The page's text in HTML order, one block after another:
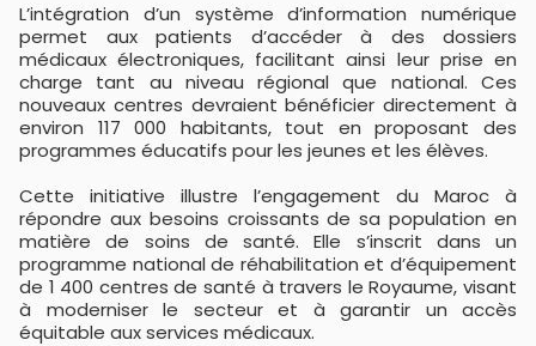
L’intégration d’un système d’information numérique
permet aux patients d’accéder à des dossiers
médicaux électroniques, facilitant ainsi leur prise en
charge tant au niveau régional que national. Ces
nouveaux centres devraient bénéficier directement à
environ 117 000 habitants, tout en proposant des
programmes éducatifs pour les jeunes et les élèves.
Cette initiative illustre l’engagement du Maroc à
répondre aux besoins croissants de sa population en
matière de soins de santé. Elle s’inscrit dans un
programme national de réhabilitation et d’équipement
de 1 400 centres de santé à travers le Royaume, visant
à moderniser le secteur et à garantir un accès
équitable aux services médicaux.